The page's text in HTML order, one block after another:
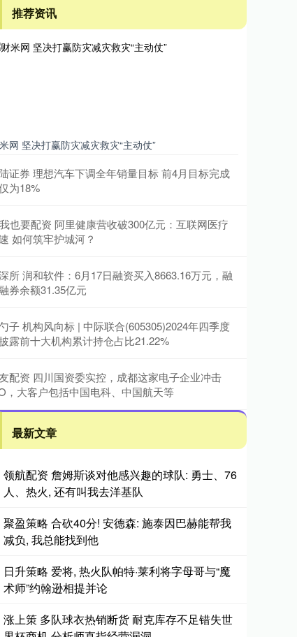
推荐资讯
网 坚决打赢防灾减灾救灾“主动仗”
证券 理想汽车下调全年销量目标 前4月目标完成
为18%
也要配资 阿里健康营收破300亿元：互联网医疗
如何筑牢护城河？
所 润和软件：6月17日融资买入8663.16万元，融
券余额31.35亿元
子 机构风向标 | 中际联合(605305)2024年四季度
露前十大机构累计持仓占比21.22%
配资 四川国资委实控，成都这家电子企业冲击
，大客户包括中国电科、中国航天等
最新文章
领航配资 詹姆斯谈对他感兴趣的球队: 勇士、76
人、热火, 还有叫我去洋基队
聚盈策略 合砍40分! 安德森: 施泰因巴赫能帮我
减负, 我总能找到他
日升策略 爱将, 热火队帕特·莱利将字母哥与“魔
术师”约翰逊相提并论
涨上策 多队球衣热销断货 耐克库存不足错失世